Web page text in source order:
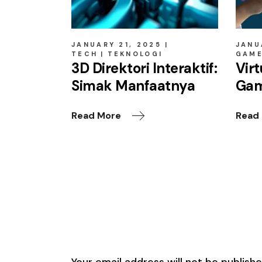
JANUARY 21, 2025
TECH
TEKNOLOGI
3D Direktori Interaktif:
Simak Manfaatnya
Read More